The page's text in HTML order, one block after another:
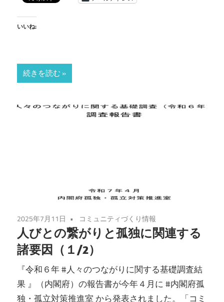
いいね:
続きを読む
2025年7月11日 コミュニティづくり情報
人びとの繋がりと孤独に関連する
諸要因（１/2）
『令和６年 #人々のつながりに関する基礎調査結
果 』（内閣府）の報告書が今年４月に #内閣府孤
独・孤立対策推進室 から発表されました。「コミ